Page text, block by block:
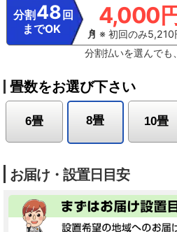
分割 48 回
までOK
4,000
※ 初回のみ5,210
分割払いを選んでも
畳数をお選び下さい
6畳 8畳 10畳
お届け・設置日目安